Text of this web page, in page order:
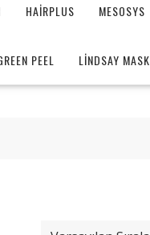
HAIRPLUS MESOSYS
PEEL LİNDSAY MASK